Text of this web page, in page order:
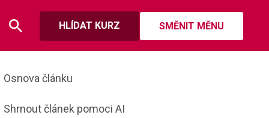
HLÍDAT KURZ SMĚNIT MĚNU
Osnova článku
Shrnout článek pomoci AI